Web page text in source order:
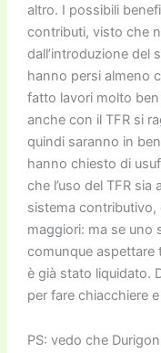
altro. I possibili
contributi, visto che
dall’introduzione del
hanno persi almeno
fatto lavori molto
anche con il TFR si
quindi saranno in
hanno chiesto di
che l’uso del TFR
sistema contributivo,
maggiori: ma se uno
comunque aspettare
è già stato liquidato.
per fare chiacchiere
PS: vedo che